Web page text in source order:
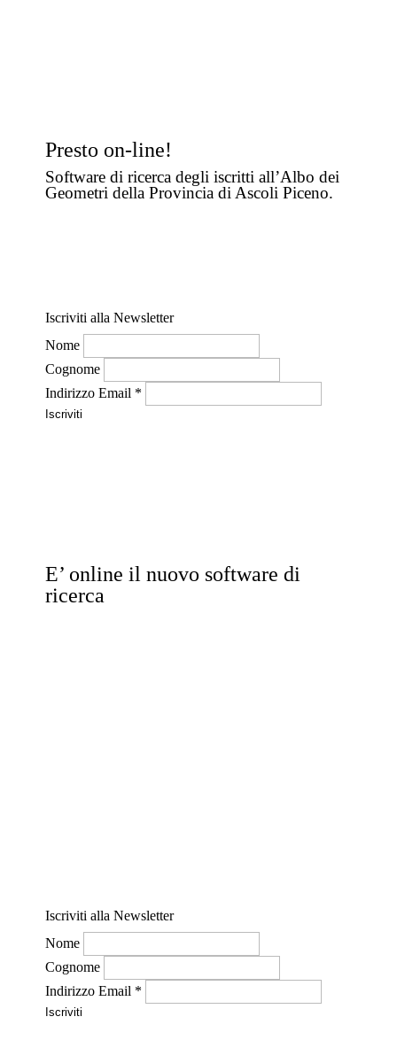
Presto on-line!
Software di ricerca degli iscritti all’Albo dei
Geometri della Provincia di Ascoli Piceno.
Iscriviti alla Newsletter
Nome
Cognome
Indirizzo Email *
E’ online il nuovo software di
ricerca
Iscriviti alla Newsletter
Nome
Cognome
Indirizzo Email *